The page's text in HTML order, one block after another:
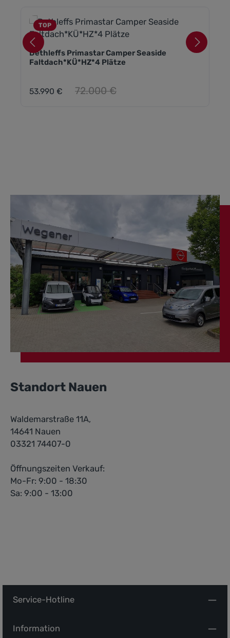
TOP
Dethleffs Primastar Camper Seaside
Faltdach*KÜ*HZ*4 Plätze
Regulärer Preis:
53.990 € 72.000 €
Standort Nauen
Waldemarstraße 11A,
14641 Nauen
03321 74407-0
Öffnungszeiten Verkauf:
Mo-Fr: 9:00 - 18:30
Sa: 9:00 - 13:00
Service-Hotline
Information